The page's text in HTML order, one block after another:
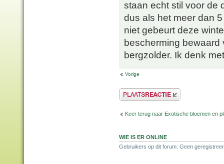
staan echt stil voor de
dus als het meer dan
niet gebeurt deze
bescherming bewaard
bergzolder. Ik denk
Vorige
Plaats een reactie
Keer terug naar Exotische bloemen en
WIE IS ER ONLINE
Gebruikers op dit forum: Geen